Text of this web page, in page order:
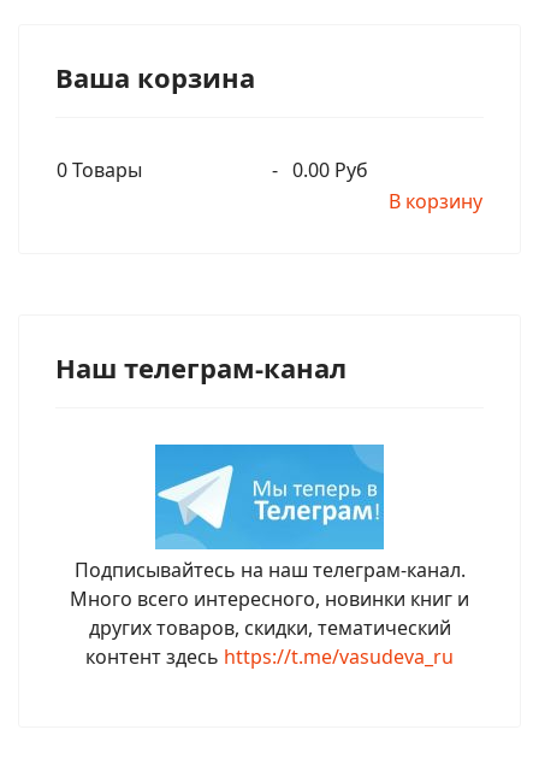
Ваша корзина
0Товары - 0.00 Руб
В корзину
Наш телеграм-канал
Подписывайтесь на наш телеграм-канал.
Много всего интересного, новинки книг и
других товаров, скидки, тематический
контент здесь https://t.me/vasudeva_ru